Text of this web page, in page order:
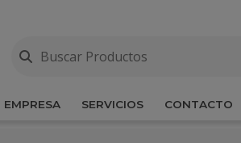
EMPRESA SERVICIOS CONTACTO